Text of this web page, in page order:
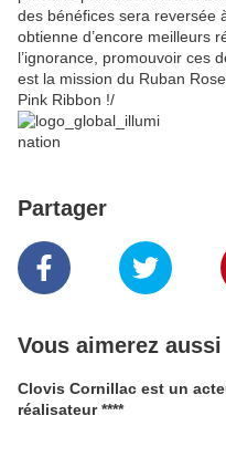
des bénéfices sera reversée
obtienne d’encore meilleurs
l’ignorance, promouvoir ces
est la mission du Ruban
Pink Ribbon !/
Partager
Vous aimerez aussi
Clovis Cornillac est un
réalisateur ****